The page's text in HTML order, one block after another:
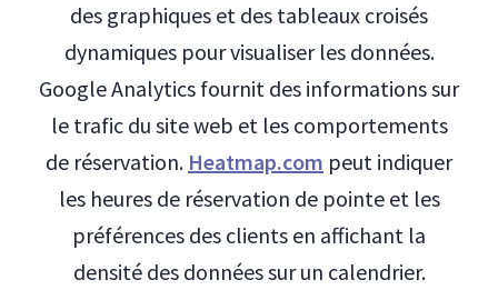
des graphiques et des tableaux croisés
dynamiques pour visualiser les données.
Google Analytics fournit des informations sur
le trafic du site web et les comportements
de réservation. Heatmap.com peut indiquer
les heures de réservation de pointe et les
préférences des clients en affichant la
densité des données sur un calendrier.